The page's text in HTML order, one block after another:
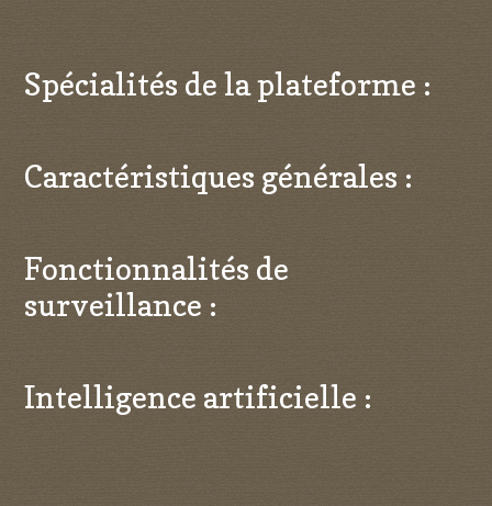
Spécialités de la plateforme :
Caractéristiques générales :
Fonctionnalités de
surveillance :
Intelligence artificielle :